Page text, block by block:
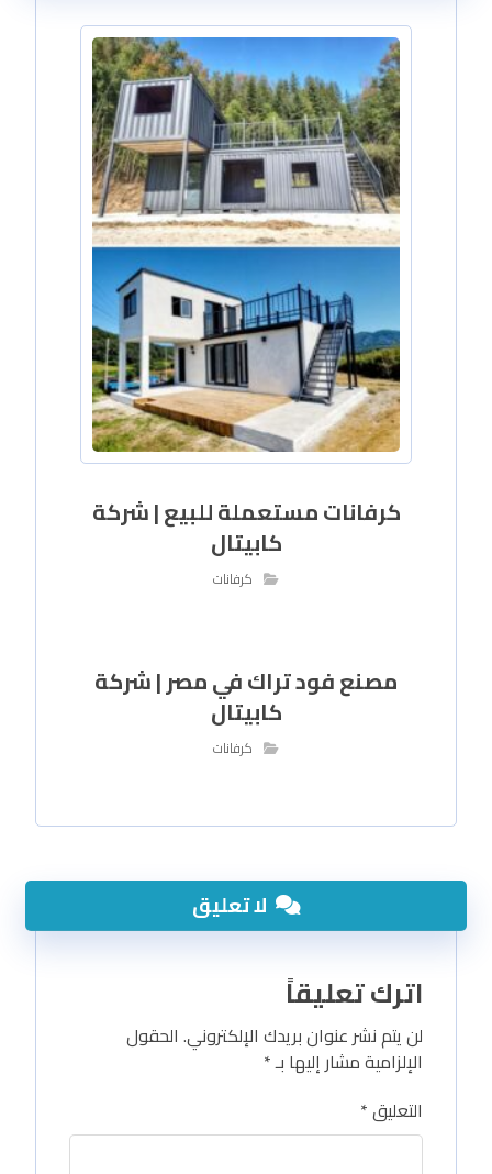
كرفانات مستعملة للبيع | شركة
كابيتال
كرفانات
مصنع فود تراك في مصر | شركة
كابيتال
كرفانات
لا تعليق
اترك تعليقاً
لن يتم نشر عنوان بريدك الإلكتروني. الحقول
الإلزامية مشار إليها بـ*
التعليق*